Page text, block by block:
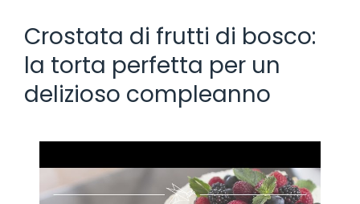
Crostata di frutti di bosco:
la torta perfetta per un
delizioso compleanno